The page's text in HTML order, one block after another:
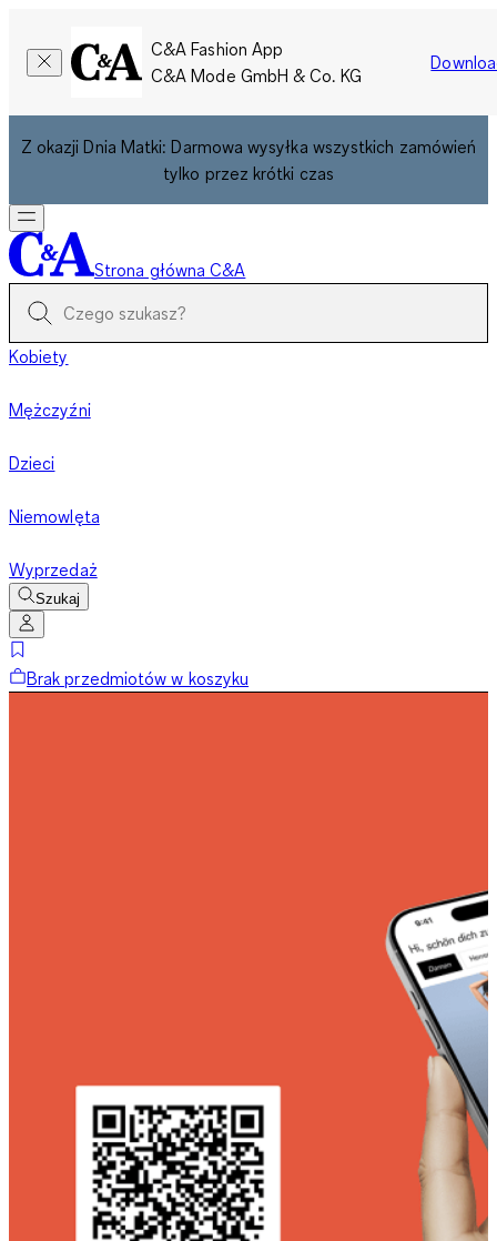
C&A Fashion App
C&A Mode GmbH & Co. KG
Z okazji Dnia Matki: Darmowa wysyłka wszystkich zamówień
tylko przez krótki czas
Strona główna C&A
Kobiety
Mężczyźni
Dzieci
Niemowlęta
Wyprzedaż
Szukaj
Brak przedmiotów w koszyku